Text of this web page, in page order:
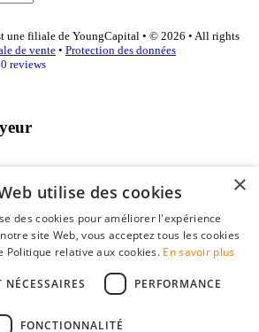
une filiale de YoungCapital • © 2026 • All rights
de vente • Protection des données
reviews
×
utilise des cookies
des cookies pour améliorer l'expérience
site Web, vous acceptez tous les cookies
Politique relative aux cookies. En savoir plus
PERFORMANCE
FONCTIONNALITÉ